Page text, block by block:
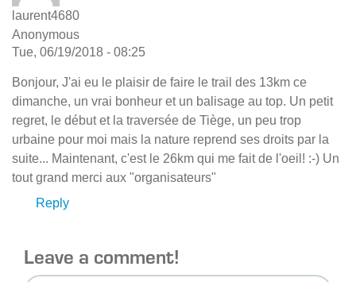
laurent4680
Anonymous
Tue, 06/19/2018 - 08:25
Bonjour, J'ai eu le plaisir de faire le trail des 13km ce
dimanche, un vrai bonheur et un balisage au top. Un petit
regret, le début et la traversée de Tiège, un peu trop
urbaine pour moi mais la nature reprend ses droits par la
suite... Maintenant, c'est le 26km qui me fait de l'oeil! :-) Un
tout grand merci aux "organisateurs"
Reply
Leave a comment!